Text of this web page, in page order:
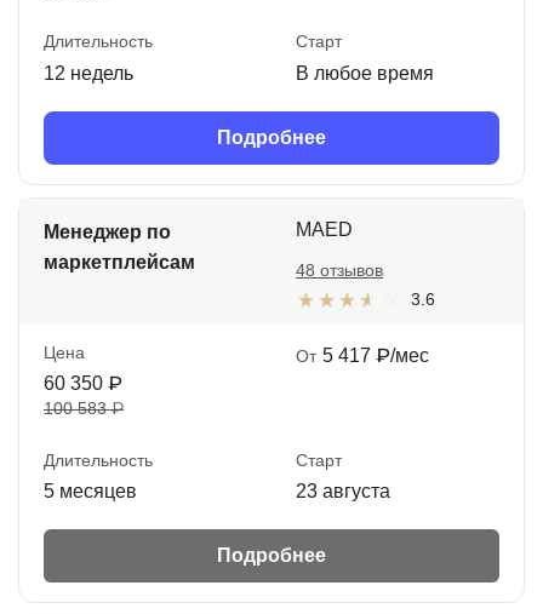
Длительность
12 недель
Старт
В любое время
Подробнее
Менеджер по
маркетплейсам
MAED
3.6
48 отзывов
Цена
60 350 ₽
100 583 ₽
От 5 417 ₽/мес
Длительность
5 месяцев
Старт
23 августа
Подробнее